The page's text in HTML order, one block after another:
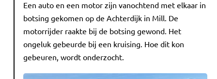
Een auto en een motor zijn vanochtend met elkaar in
botsing gekomen op de Achterdijk in Mill. De
motorrijder raakte bij de botsing gewond. Het
ongeluk gebeurde bij een kruising. Hoe dit kon
gebeuren, wordt onderzocht.